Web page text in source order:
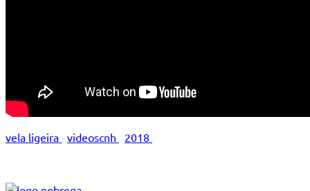
vela ligeira videoscnh 2018